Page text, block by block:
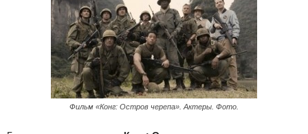
Фильм «Конг: Остров черепа». Актеры. Фото.